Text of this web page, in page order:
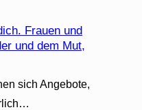
Frauen und
und dem Mut,
sich Angebote,